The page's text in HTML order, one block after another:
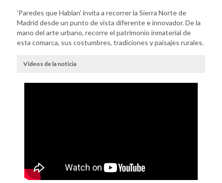
'Paredes que Hablan' invita a recorrer la Sierra Norte de
Madrid desde un punto de vista diferente e innovador. De la
mano del arte urbano, recorre el patrimonio inmaterial de
esta comarca, sus costumbres, tradiciones y paisajes rurales.
Videos de la noticia